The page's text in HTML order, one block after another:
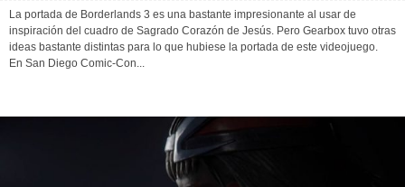
La portada de Borderlands 3 es una bastante impresionante al usar de
inspiración del cuadro de Sagrado Corazón de Jesús. Pero Gearbox tuvo otras
ideas bastante distintas para lo que hubiese la portada de este videojuego.
En San Diego Comic-Con...